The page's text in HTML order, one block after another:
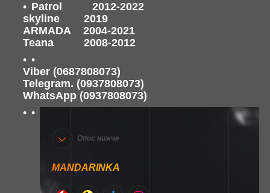
Patrol 2012-2022
skyline 2019
ARMADA 2004-2021
Teana 2008-2012
Viber (0687808073)
Telegram. (0937808073)
WhatsApp (0937808073)
Опис нижче
MANDARINKA